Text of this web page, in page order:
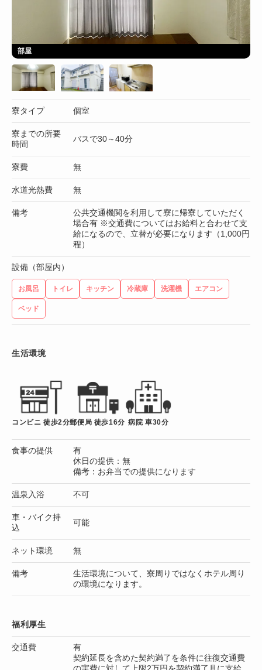
部屋
寮タイプ 個室
寮までの所要
時間
バスで30～40分
寮費 無
水道光熱費 無
備考
公共交通機関を利用して寮に帰寮していただく
場合有 ※交通費についてはお給料と合わせて支
給になるので、立替が必要になります（1,000円
程）
設備（部屋内）
お風呂 トイレ キッチン 冷蔵庫 洗濯機 エアコン
ベッド
生活環境
コンビニ 徒歩2分郵便局 徒歩16分 病院 車30分
食事の提供
有
休日の提供：無
備考：お弁当での提供になります
温泉入浴 不可
車・バイク持
込
可能
ネット環境 無
備考
生活環境について、寮周りではなくホテル周り
の環境になります。
福利厚生
交通費
有
契約延長を含めた契約満了を条件に往復交通費
の実費に対して上限2万円を契約満了月に支給。